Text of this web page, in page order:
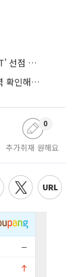
J&J도 참전…빅파마, 차세대 ‘in vivo CAR-T’ 선점 경쟁 본격화
“폐렴구균 백신, 맞았다고 끝 아니다…접종력 확인해야”
추가취재 원해요
0